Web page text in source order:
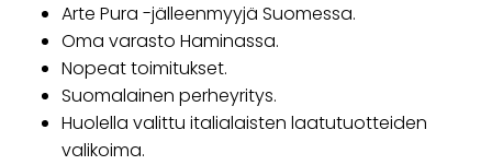
Arte Pura -jälleenmyyjä Suomessa.
Oma varasto Haminassa.
Nopeat toimitukset.
Suomalainen perheyritys.
Huolella valittu italialaisten laatutuotteiden
valikoima.